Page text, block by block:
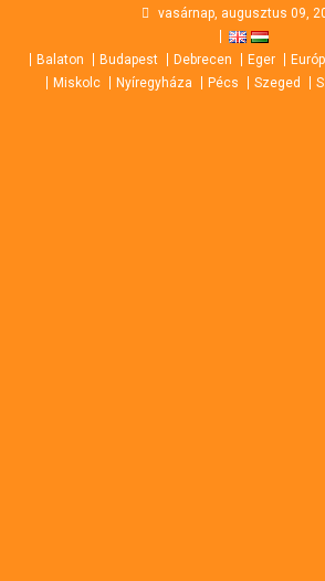
content
vasárnap, augusztus 09,
Balaton Budapest Debrecen Eger
Miskolc
Nyíregyháza Pécs Szeged